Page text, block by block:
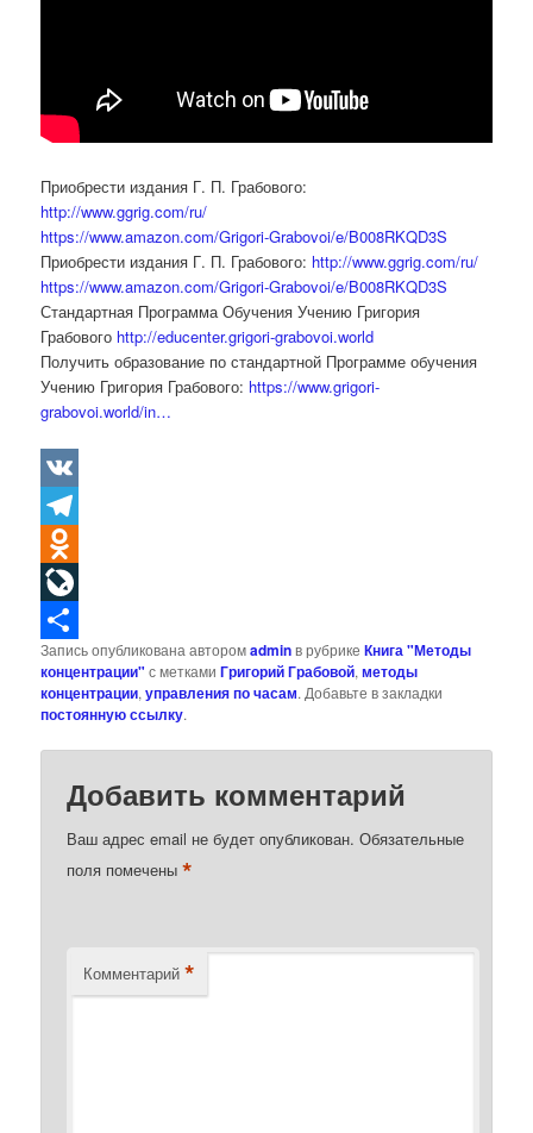
Приобрести издания Г. П. Грабового:
http://www.ggrig.com/ru/
https://www.amazon.com/Grigori-Grabovoi/e/B008RKQD3S
Приобрести издания Г. П. Грабового: http://www.ggrig.com/ru/
https://www.amazon.com/Grigori-Grabovoi/e/B008RKQD3S
Стандартная Программа Обучения Учению Григория
Грабового http://educenter.grigori-grabovoi.world
Получить образование по стандартной Программе обучения
Учению Григория Грабового: https://www.grigori-
grabovoi.world/in…
VK
Telegram
Odnoklassniki
LiveJournal
Отправить
Запись опубликована авторомadminв рубрикеКнига "Методы
концентрации" с меткамиГригорий Грабовой,методы
концентрации,управления по часам. Добавьте в закладки
постоянную ссылку.
Добавить комментарий
Ваш адрес email не будет опубликован. Обязательные
поля помечены*
Комментарий *